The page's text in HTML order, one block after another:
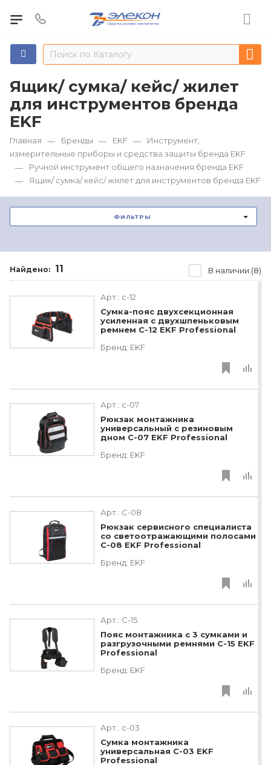
Ящик/ сумка/ кейс/ жилет
для инструментов бренда
EKF
Главная — Бренды — EKF —
Инструмент,
измерительные приборы и средства защиты бренда EKF
—
Ручной инструмент общего назначения бренда EKF
—
Ящик/ сумка/ кейс/ жилет для инструментов бренда EKF
ФИЛЬТРЫ
Найдено: 11 В наличии (8)
Арт.: c-12
Сумка-пояс двухсекционная
усиленная с двухшпеньковым
ремнем С-12 EKF Professional
Бренд: EKF
Арт.: c-07
Рюкзак монтажника
универсальный с резиновым
дном С-07 EKF Professional
Бренд: EKF
Арт.: C-08
Рюкзак сервисного специалиста
со светоотражающими полосами
С-08 EKF Professional
Бренд: EKF
Арт.: C-15
Пояс монтажника с 3 сумками и
разгрузочными ремнями С-15 EKF
Professional
Бренд: EKF
Арт.: c-03
Сумка монтажника
универсальная С-03 EKF
Professional